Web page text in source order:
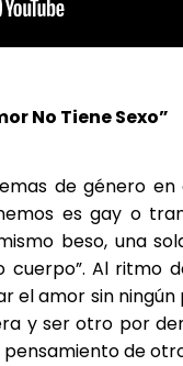
No Tiene Sexo”
de género
es gay o
beso, una
cuerpo”. Al ritmo
el amor sin ningún
y ser otro por
de